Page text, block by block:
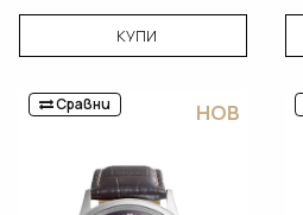
КУПИ
Сравни НОВ